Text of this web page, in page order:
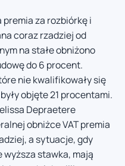
premia za rozbiórkę i
coraz rzadziej od
na stałe obniżono
do 6 procent.
nie kwalifikowały się
objęte 21 procentami.
Depraetere
obniżce VAT premia
a sytuacje, gdy
stawka, mają